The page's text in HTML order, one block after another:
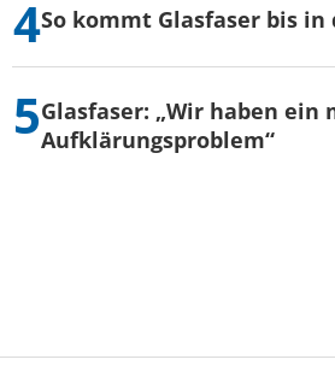
So kommt Glasfaser bis in
Glasfaser: „Wir haben ein
Aufklärungsproblem“